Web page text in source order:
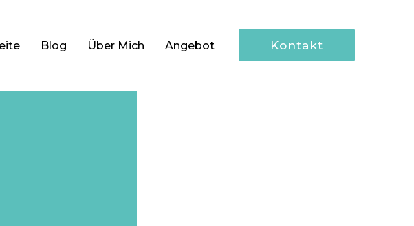
Blog Über Mich Angebot Kontakt